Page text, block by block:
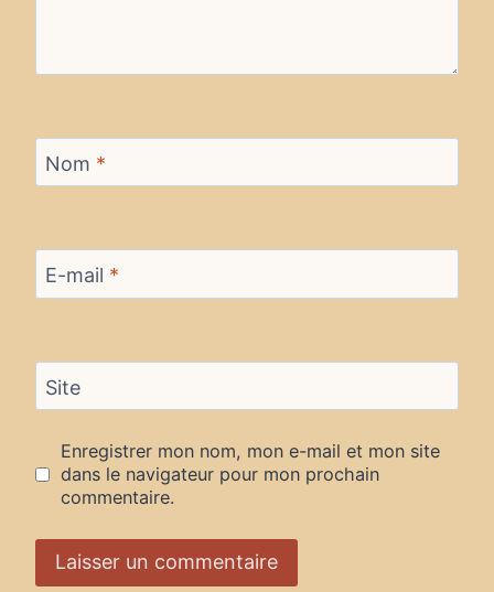
Nom *
E-mail *
Site
Enregistrer mon nom, mon e-mail et mon site
dans le navigateur pour mon prochain
commentaire.